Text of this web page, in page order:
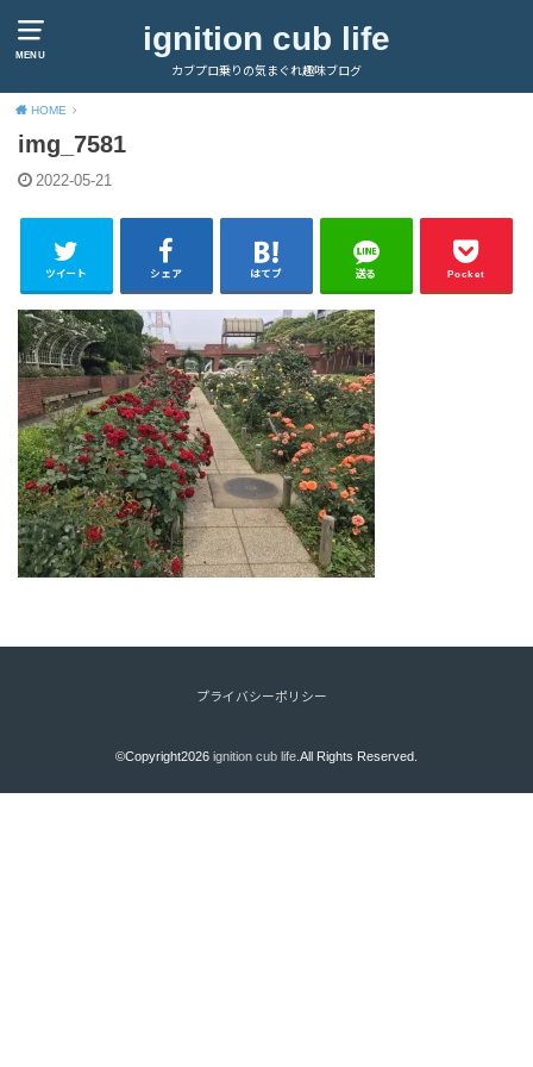
MENU ignition cub life
カブプロ乗りの気まぐれ趣味ブログ
HOME
img_7581
2022-05-21
ツイート シェア はてブ 送る Pocket
プライバシーポリシー
©Copyright2026 ignition cub life.All Rights Reserved.